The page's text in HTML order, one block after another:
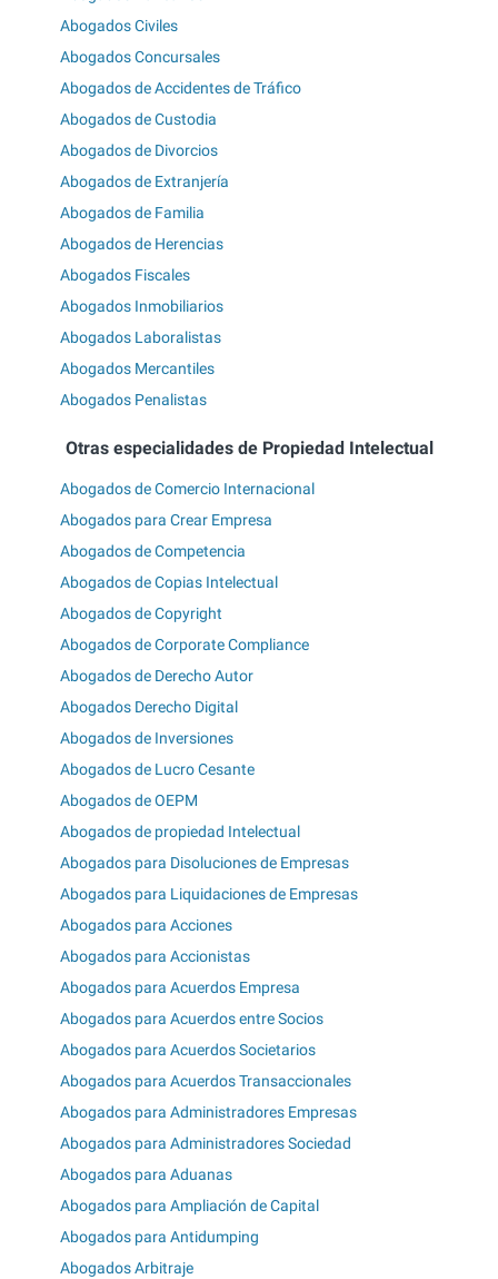
Abogados Civiles
Abogados Concursales
Abogados de Accidentes de Tráfico
Abogados de Custodia
Abogados de Divorcios
Abogados de Extranjería
Abogados de Familia
Abogados de Herencias
Abogados Fiscales
Abogados Inmobiliarios
Abogados Laboralistas
Abogados Mercantiles
Abogados Penalistas
Otras especialidades de Propiedad Intelectual
Abogados de Comercio Internacional
Abogados para Crear Empresa
Abogados de Competencia
Abogados de Copias Intelectual
Abogados de Copyright
Abogados de Corporate Compliance
Abogados de Derecho Autor
Abogados Derecho Digital
Abogados de Inversiones
Abogados de Lucro Cesante
Abogados de OEPM
Abogados de propiedad Intelectual
Abogados para Disoluciones de Empresas
Abogados para Liquidaciones de Empresas
Abogados para Acciones
Abogados para Accionistas
Abogados para Acuerdos Empresa
Abogados para Acuerdos entre Socios
Abogados para Acuerdos Societarios
Abogados para Acuerdos Transaccionales
Abogados para Administradores Empresas
Abogados para Administradores Sociedad
Abogados para Aduanas
Abogados para Ampliación de Capital
Abogados para Antidumping
Abogados Arbitraje